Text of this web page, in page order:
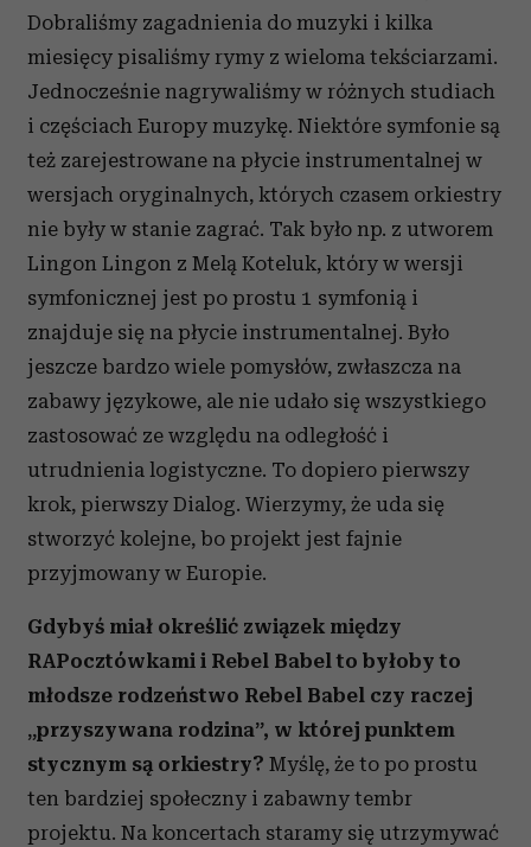
Dobraliśmy zagadnienia do muzyki i kilka
miesięcy pisaliśmy rymy z wieloma tekściarzami.
Jednocześnie nagrywaliśmy w różnych studiach
i częściach Europy muzykę. Niektóre symfonie są
też zarejestrowane na płycie instrumentalnej w
wersjach oryginalnych, których czasem orkiestry
nie były w stanie zagrać. Tak było np. z utworem
Lingon Lingon z Melą Koteluk, który w wersji
symfonicznej jest po prostu 1 symfonią i
znajduje się na płycie instrumentalnej. Było
jeszcze bardzo wiele pomysłów, zwłaszcza na
zabawy językowe, ale nie udało się wszystkiego
zastosować ze względu na odległość i
utrudnienia logistyczne. To dopiero pierwszy
krok, pierwszy Dialog. Wierzymy, że uda się
stworzyć kolejne, bo projekt jest fajnie
przyjmowany w Europie.
Gdybyś miał określić związek między
RAPocztówkami i Rebel Babel to byłoby to
młodsze rodzeństwo Rebel Babel czy raczej
„przyszywana rodzina”, w której punktem
stycznym są orkiestry? Myślę, że to po prostu
ten bardziej społeczny i zabawny tembr
projektu. Na koncertach staramy się utrzymywać